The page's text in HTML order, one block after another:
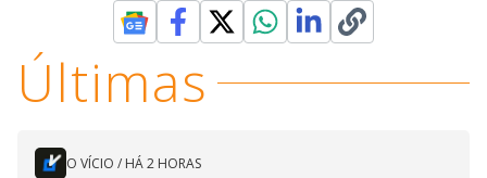
Últimas
O VÍCIO / HÁ 2 HORAS